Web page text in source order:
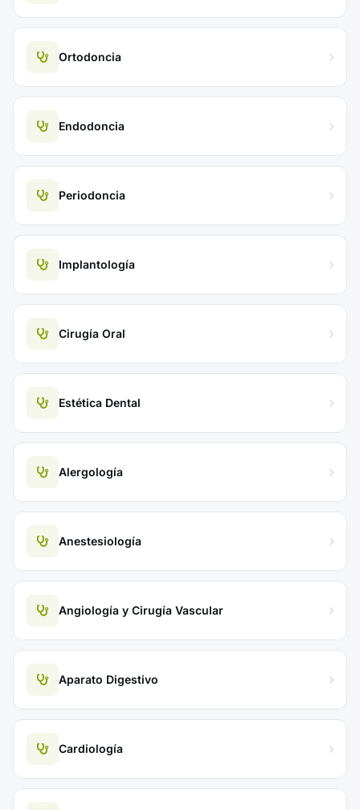
Ortodoncia
Endodoncia
Periodoncia
Implantología
Cirugía Oral
Estética Dental
Alergología
Anestesiología
Angiología y Cirugía Vascular
Aparato Digestivo
Cardiología